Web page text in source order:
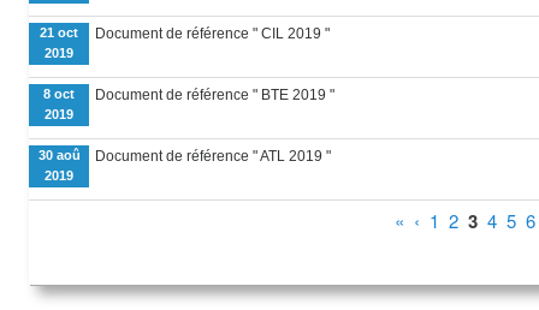
21 oct
2019
Document de référence " CIL 2019 "
8 oct
2019
Document de référence " BTE 2019 "
30 aoû
2019
Document de référence " ATL 2019 "
« ‹ 1 2 3 4 5 6